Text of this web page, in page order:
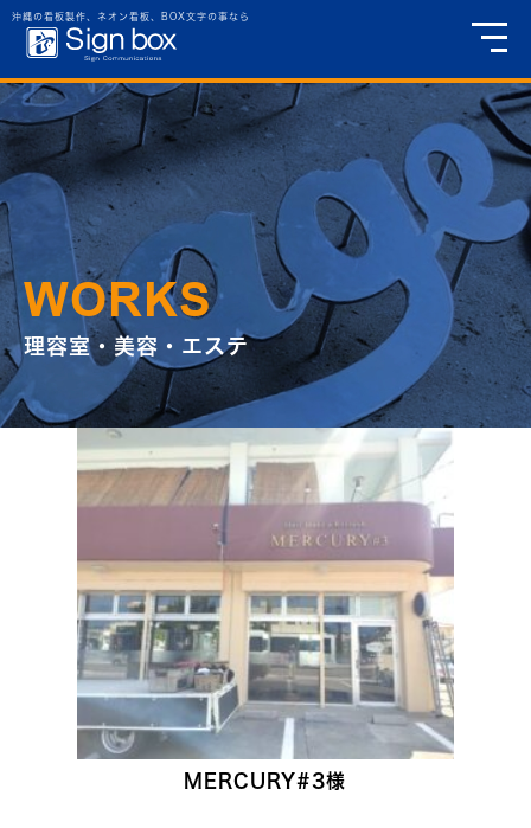
沖縄の看板製作、ネオン看板、BOX文字の事なら
理容室・美容・エステ
WORKS
理容室・美容・エステ
MERCURY#3様